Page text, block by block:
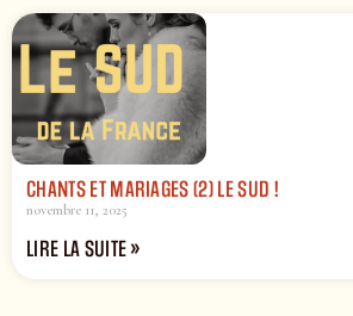
CHANTS ET MARIAGES (2) LE SUD !
novembre 11, 2025
LIRE LA SUITE »